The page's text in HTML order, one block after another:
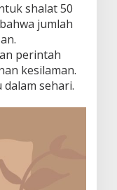
shalat 50
jumlah
perintah
kesilaman.
sehari.